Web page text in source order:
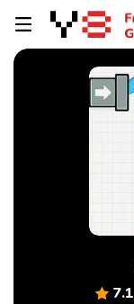
7.1